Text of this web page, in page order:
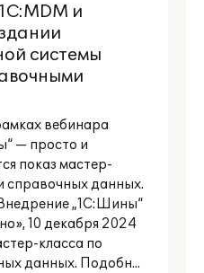
и
системы
вебинара
— просто и
показ мастер-
справочных данных.
„1С:Шины“
10 декабря 2024
класса по
данных. Подобн...